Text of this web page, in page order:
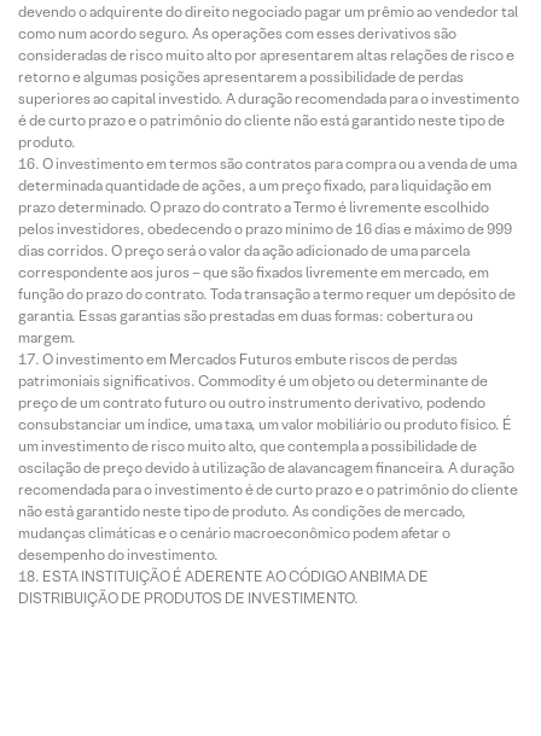
devendo o adquirente do direito negociado pagar um prêmio ao vendedor tal
como num acordo seguro. As operações com esses derivativos são
consideradas de risco muito alto por apresentarem altas relações de risco e
retorno e algumas posições apresentarem a possibilidade de perdas
superiores ao capital investido. A duração recomendada para o investimento
é de curto prazo e o patrimônio do cliente não está garantido neste tipo de
produto.
O investimento em termos são contratos para compra ou a venda de uma
determinada quantidade de ações, a um preço fixado, para liquidação em
prazo determinado. O prazo do contrato a Termo é livremente escolhido
pelos investidores, obedecendo o prazo mínimo de 16 dias e máximo de 999
dias corridos. O preço será o valor da ação adicionado de uma parcela
correspondente aos juros – que são fixados livremente em mercado, em
função do prazo do contrato. Toda transação a termo requer um depósito de
garantia. Essas garantias são prestadas em duas formas: cobertura ou
margem.
O investimento em Mercados Futuros embute riscos de perdas
patrimoniais significativos. Commodity é um objeto ou determinante de
preço de um contrato futuro ou outro instrumento derivativo, podendo
consubstanciar um índice, uma taxa, um valor mobiliário ou produto físico. É
um investimento de risco muito alto, que contempla a possibilidade de
oscilação de preço devido à utilização de alavancagem financeira. A duração
recomendada para o investimento é de curto prazo e o patrimônio do cliente
não está garantido neste tipo de produto. As condições de mercado,
mudanças climáticas e o cenário macroeconômico podem afetar o
desempenho do investimento.
ESTA INSTITUIÇÃO É ADERENTE AO CÓDIGO ANBIMA DE
DISTRIBUIÇÃO DE PRODUTOS DE INVESTIMENTO.